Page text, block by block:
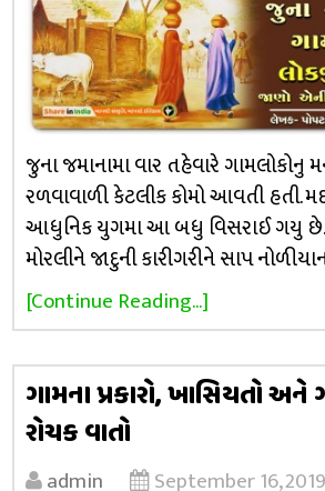
જુના જમાનામા વાર તહેવારે ગામલોકોનુ
રળવાવાળી કેટલીક કોમો આવતી હતી.
આધુનિક યુગમા આ બધુ વિસરાઈ ગયુ
મોરલીને જાદુની કારીગરીને સાપ
[Continue Reading...]
ગામના પ્રકારો, ખાસિયતો અને
રોચક વાતો
admin September 16, 2019